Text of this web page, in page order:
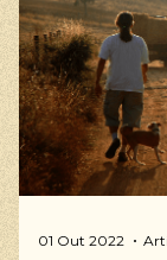
01 Out 2022